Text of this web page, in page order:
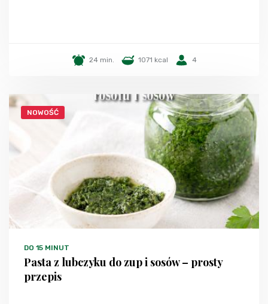
24 min. 1071 kcal 4
NOWOŚĆ
DO 15 MINUT
Pasta z lubczyku do zup i sosów – prosty
przepis